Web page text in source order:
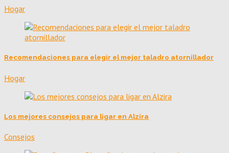
Hogar
Recomendaciones para elegir el mejor taladro atornillador
Hogar
Los mejores consejos para ligar en Alzira
Consejos